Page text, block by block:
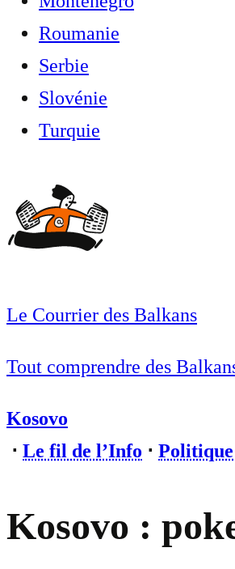
Roumanie
Serbie
Slovénie
Turquie
Le Courrier des Balkans
Tout comprendre des
Kosovo
⋅ Le fil de l’Info ⋅ Politique
Kosovo :